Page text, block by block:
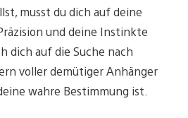
musst du dich auf deine
und deine Instinkte
dich auf die Suche nach
voller demütiger Anhänger
wahre Bestimmung ist.